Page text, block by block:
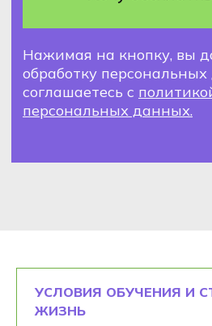
УСЛОВИЯ ОБУЧЕНИЯ И
ЖИЗНЬ
Получите полную
и тестовый доступ